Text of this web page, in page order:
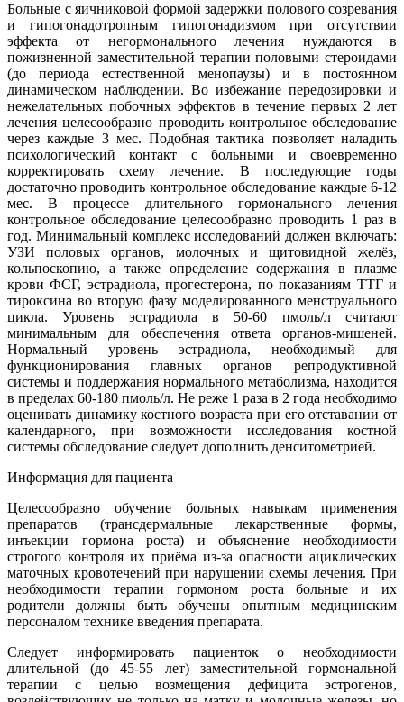
Больные с яичниковой формой задержки полового созревания
и гипогонадотропным гипогонадизмом при отсутствии
эффекта от негормонального лечения нуждаются в
пожизненной заместительной терапии половыми стероидами
(до периода естественной менопаузы) и в постоянном
динамическом наблюдении. Во избежание передозировки и
нежелательных побочных эффектов в течение первых 2 лет
лечения целесообразно проводить контрольное обследование
через каждые 3 мес. Подобная тактика позволяет наладить
психологический контакт с больными и своевременно
корректировать схему лечение. В последующие годы
достаточно проводить контрольное обследование каждые 6-12
мес. В процессе длительного гормонального лечения
контрольное обследование целесообразно проводить 1 раз в
год. Минимальный комплекс исследований должен включать:
УЗИ половых органов, молочных и щитовидной желёз,
кольпоскопию, а также определение содержания в плазме
крови ФСГ, эстрадиола, прогестерона, по показаниям ТТГ и
тироксина во вторую фазу моделированного менструального
цикла. Уровень эстрадиола в 50-60 пмоль/л считают
минимальным для обеспечения ответа органов-мишеней.
Нормальный уровень эстрадиола, необходимый для
функционирования главных органов репродуктивной
системы и поддержания нормального метаболизма, находится
в пределах 60-180 пмоль/л. Не реже 1 раза в 2 года необходимо
оценивать динамику костного возраста при его отставании от
календарного, при возможности исследования костной
системы обследование следует дополнить денситометрией.
Информация для пациента
Целесообразно обучение больных навыкам применения
препаратов (трансдермальные лекарственные формы,
инъекции гормона роста) и объяснение необходимости
строгого контроля их приёма из-за опасности ациклических
маточных кровотечений при нарушении схемы лечения. При
необходимости терапии гормоном роста больные и их
родители должны быть обучены опытным медицинским
персоналом технике введения препарата.
Следует информировать пациенток о необходимости
длительной (до 45-55 лет) заместительной гормональной
терапии с целью возмещения дефицита эстрогенов,